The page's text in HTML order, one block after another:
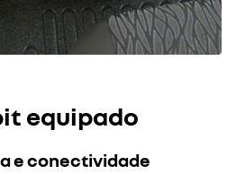
equipado
e conectividade